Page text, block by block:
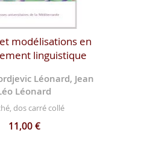
modélisations en
linguistique
Léonard, Jean
Léonard
dos carré collé
11,00 €